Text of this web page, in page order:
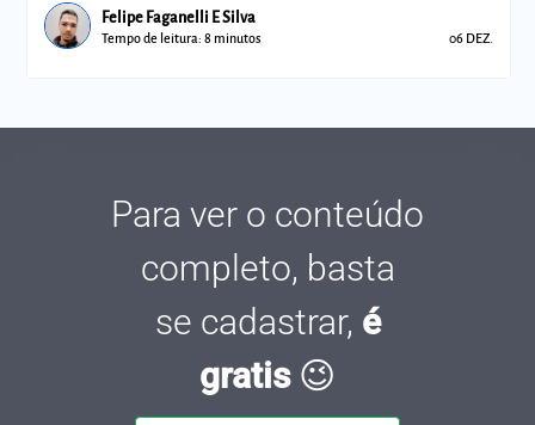
Felipe Faganelli E Silva
Tempo de leitura: 8 minutos 06 DEZ.
Para ver o conteúdo
completo, basta
se cadastrar, é
gratis😉